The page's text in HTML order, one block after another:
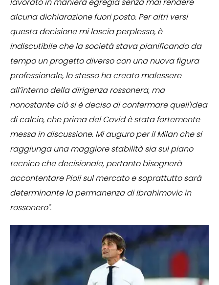
lavorato in maniera egregia senza mai rendere
alcuna dichiarazione fuori posto. Per altri versi
questa decisione mi lascia perplesso, è
indiscutibile che la società stava pianificando da
tempo un progetto diverso con una nuova figura
professionale, lo stesso ha creato malessere
all’interno della dirigenza rossonera, ma
nonostante ciò si è deciso di confermare quell'idea
di calcio, che prima del Covid è stata fortemente
messa in discussione. Mi auguro per il Milan che si
raggiunga una maggiore stabilità sia sul piano
tecnico che decisionale, pertanto bisognerà
accontentare Pioli sul mercato e soprattutto sarà
determinante la permanenza di Ibrahimovic in
rossonero".